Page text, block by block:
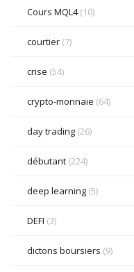
Cours MQL4(10)
courtier (7)
crise (54)
crypto-monnaie (64)
day trading (26)
débutant (224)
deep learning (5)
DEFI (3)
dictons boursiers (9)